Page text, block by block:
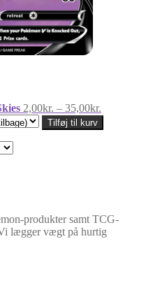
2,00kr. – 35,00kr.
2,00kr.
til
Tilføj til kurv
produkter samt TCG-
lægger vægt på hurtig